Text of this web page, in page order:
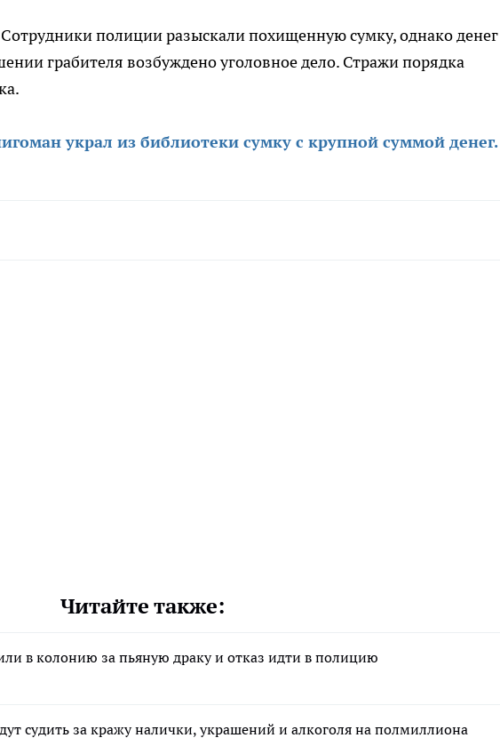
Сотрудники полиции разыскали похищенную сумку, однако денег
грабителя возбуждено уголовное дело. Стражи порядка
украл из библиотеки сумку с крупной суммой денег.
Читайте также:
в колонию за пьяную драку и отказ идти в полицию
судить за кражу налички, украшений и алкоголя на полмиллиона